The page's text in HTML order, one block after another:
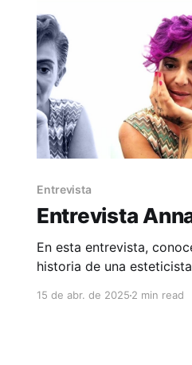
Entrevista
Entrevista
En esta entrevista,
historia de una
15 de abr. de 20252 min read